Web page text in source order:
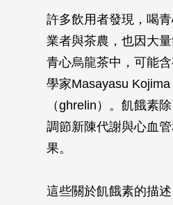
許多飲用者發現，喝
業者與茶農，也因大
青心烏龍茶中，可能
學家Masayasu
（ghrelin）。飢餓素
調節新陳代謝與心血
果。
這些關於飢餓素的描